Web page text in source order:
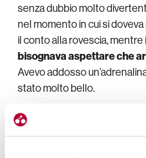
senza dubbio molto
nel momento in cui si
il conto alla rovescia,
bisognava aspettare che
Avevo addosso
stato molto bello.
La vittoria che
Pensola madison agli